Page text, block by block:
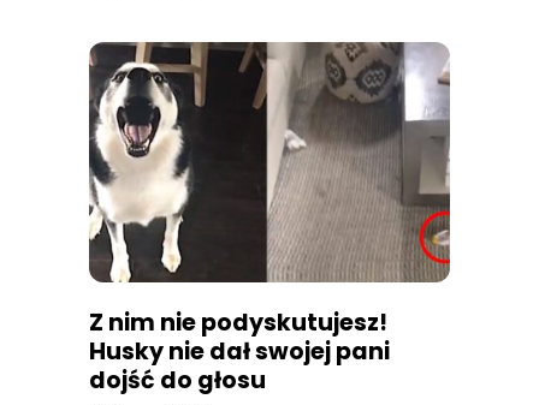
Z nim nie podyskutujesz!
Husky nie dał swojej pani
dojść do głosu